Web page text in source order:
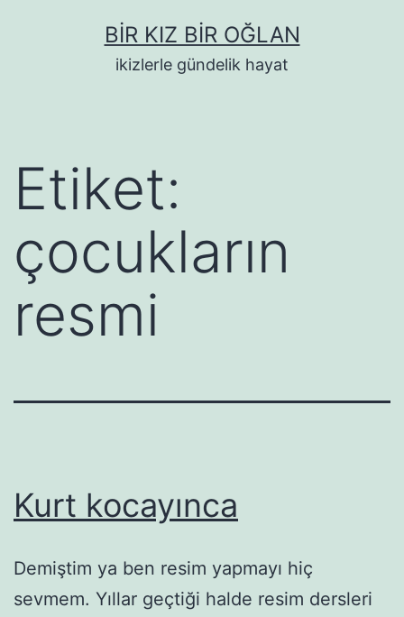
BIR KIZ BIR OĞLAN
ikizlerle gündelik hayat
Etiket:
çocukların
resmi
Kurt kocayınca
Demiştim ya ben resim yapmayı hiç
sevmem. Yıllar geçtiği halde resim dersleri